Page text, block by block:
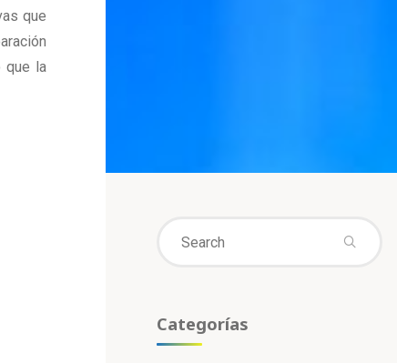
que
que la
Categorías